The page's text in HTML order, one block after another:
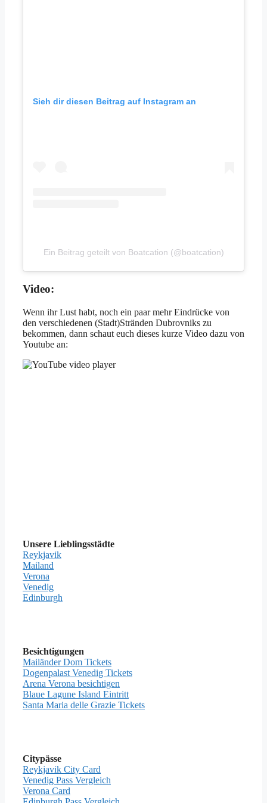
Sieh dir diesen Beitrag auf Instagram an
Ein Beitrag geteilt von Boatcation (@boatcation)
Video:
Wenn ihr Lust habt, noch ein paar mehr Eindrücke von
den verschiedenen (Stadt)Stränden Dubrovniks zu
bekommen, dann schaut euch dieses kurze Video dazu von
Youtube an:
Unsere Lieblingsstädte
Reykjavik
Mailand
Verona
Venedig
Edinburgh
Besichtigungen
Mailänder Dom Tickets
Dogenpalast Venedig Tickets
Arena Verona besichtigen
Blaue Lagune Island Eintritt
Santa Maria delle Grazie Tickets
Citypässe
Reykjavik City Card
Venedig Pass Vergleich
Verona Card